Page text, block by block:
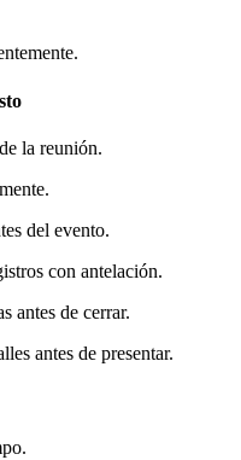
la reunión.
del evento.
con antelación.
antes de cerrar.
antes de presentar.